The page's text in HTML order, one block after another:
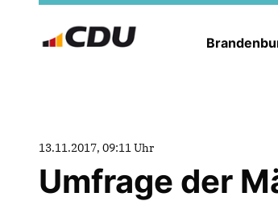
13.11.2017, 09:11 Uhr
Umfrage der